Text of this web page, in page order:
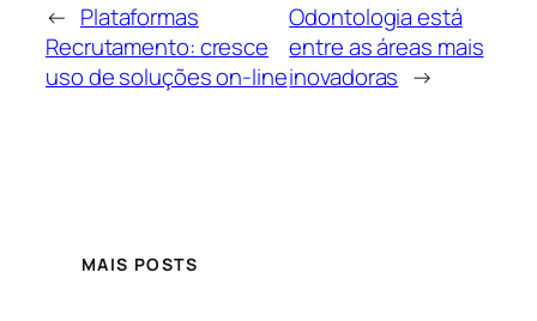
← Plataformas
Recrutamento: cresce
uso de soluções on-line
Odontologia está
entre as áreas mais
inovadoras →
MAIS POSTS